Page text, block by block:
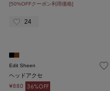
[50%OFFクーポン利用価格]
24
Edit Sheen
ヘッドアクセ
¥880 36%OFF